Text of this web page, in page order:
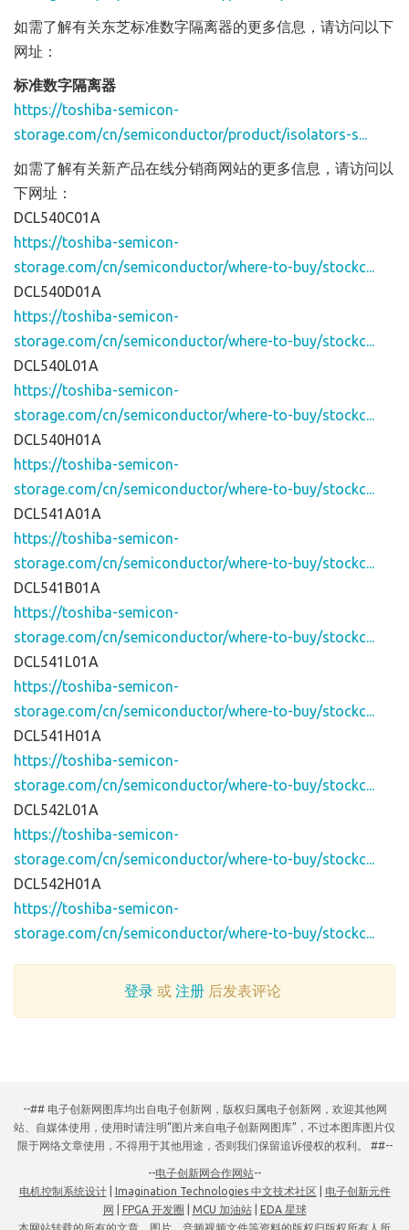
如需了解有关东芝标准数字隔离器的更多信息，请访问以下
网址：
标准数字隔离器
https://toshiba-semicon-
storage.com/cn/semiconductor/product/isolators-s...
如需了解有关新产品在线分销商网站的更多信息，请访问以
下网址：
DCL540C01A
https://toshiba-semicon-
storage.com/cn/semiconductor/where-to-buy/stockc...
DCL540D01A
https://toshiba-semicon-
storage.com/cn/semiconductor/where-to-buy/stockc...
DCL540L01A
https://toshiba-semicon-
storage.com/cn/semiconductor/where-to-buy/stockc...
DCL540H01A
https://toshiba-semicon-
storage.com/cn/semiconductor/where-to-buy/stockc...
DCL541A01A
https://toshiba-semicon-
storage.com/cn/semiconductor/where-to-buy/stockc...
DCL541B01A
https://toshiba-semicon-
storage.com/cn/semiconductor/where-to-buy/stockc...
DCL541L01A
https://toshiba-semicon-
storage.com/cn/semiconductor/where-to-buy/stockc...
DCL541H01A
https://toshiba-semicon-
storage.com/cn/semiconductor/where-to-buy/stockc...
DCL542L01A
https://toshiba-semicon-
storage.com/cn/semiconductor/where-to-buy/stockc...
DCL542H01A
https://toshiba-semicon-
storage.com/cn/semiconductor/where-to-buy/stockc...
登录或 注册后发表评论
--## 电子创新网图库均出自电子创新网，版权归属电子创新网，欢迎其他网
站、自媒体使用，使用时请注明“图片来自电子创新网图库”，不过本图库图片仅
限于网络文章使用，不得用于其他用途，否则我们保留追诉侵权的权利。 ##--
--电子创新网合作网站--
电机控制系统设计| Imagination Technologies 中文技术社区
电子创新元件
网
FPGA 开发圈 MCU 加油站|
EDA 星球